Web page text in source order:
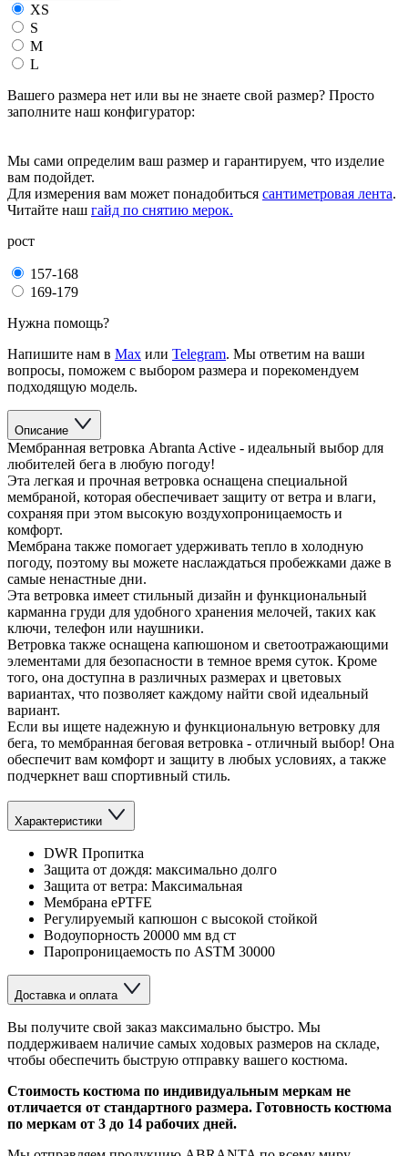
XS
S
M
L
Вашего размера нет или вы не знаете свой размер? Просто
заполните наш конфигуратор:
Мы сами определим ваш размер и гарантируем, что изделие
вам подойдет.
Для измерения вам может понадобиться сантиметровая лента.
Читайте наш гайд по снятию мерок.
рост
157-168
169-179
Нужна помощь?
Напишите нам в Max или Telegram. Мы ответим на ваши
вопросы, поможем с выбором размера и порекомендуем
подходящую модель.
Описание
Мембранная ветровка Abranta Active - идеальный выбор для
любителей бега в любую погоду!
Эта легкая и прочная ветровка оснащена специальной
мембраной, которая обеспечивает защиту от ветра и влаги,
сохраняя при этом высокую воздухопроницаемость и
комфорт.
Мембрана также помогает удерживать тепло в холодную
погоду, поэтому вы можете наслаждаться пробежками даже в
самые ненастные дни.
Эта ветровка имеет стильный дизайн и функциональный
карманна груди для удобного хранения мелочей, таких как
ключи, телефон или наушники.
Ветровка также оснащена капюшоном и светоотражающими
элементами для безопасности в темное время суток. Кроме
того, она доступна в различных размерах и цветовых
вариантах, что позволяет каждому найти свой идеальный
вариант.
Если вы ищете надежную и функциональную ветровку для
бега, то мембранная беговая ветровка - отличный выбор! Она
обеспечит вам комфорт и защиту в любых условиях, а также
подчеркнет ваш спортивный стиль.
Характеристики
DWR Пропитка
Защита от дождя: максимально долго
Защита от ветра: Максимальная
Мембрана ePTFE
Регулируемый капюшон с высокой стойкой
Водоупорность 20000 мм вд ст
Паропроницаемость по ASTM 30000
Доставка и оплата
Вы получите свой заказ максимально быстро. Мы
поддерживаем наличие самых ходовых размеров на складе,
чтобы обеспечить быструю отправку вашего костюма.
Стоимость костюма по индивидуальным меркам не
отличается от стандартного размера. Готовность костюма
по меркам от 3 до 14 рабочих дней.